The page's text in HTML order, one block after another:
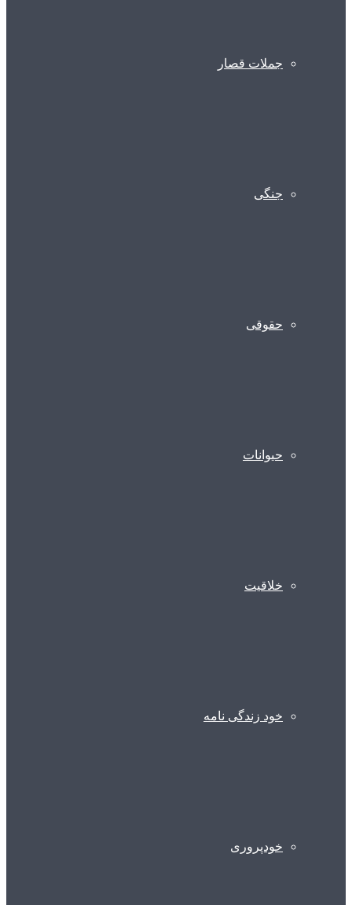
جملات قصار
جنگی
حقوقی
حیوانات
خلاقیت
خود زندگی نامه
خودپروری